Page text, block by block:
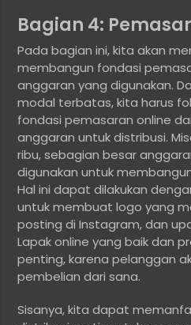
Bagian 4:
Pada bagian ini, kita akan
membangun fondasi
anggaran yang digunakan.
modal terbatas, kita harus
fondasi pemasaran online
anggaran untuk distribusi.
ribu, sebagian besar
digunakan untuk
Hal ini dapat dilakukan
untuk membuat logo yang
posting di Instagram, dan
Lapak online yang baik dan
penting, karena pelanggan
pembelian dari sana.
Sisanya, kita dapat